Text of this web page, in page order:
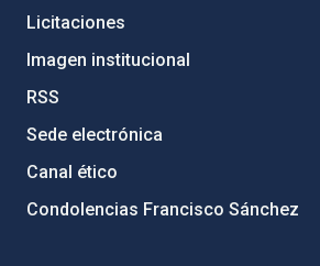
Licitaciones
Imagen institucional
RSS
Sede electrónica
Canal ético
Condolencias Francisco Sánchez